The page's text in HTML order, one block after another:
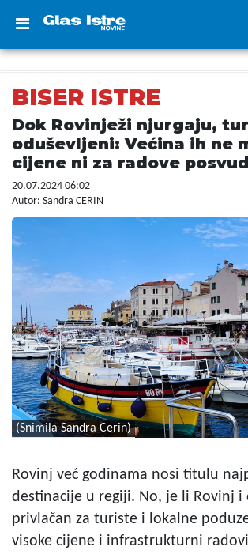
BISER ISTRE
Dok Rovinježi njurgaju,
oduševljeni: Većina ih ne
cijene ni za radove
20.07.2024 06:02
Autor: Sandra CERIN
(Snimila Sandra Cerin)
Rovinj već godinama nosi titulu
destinacije u regiji. No, je li Rovinj i
privlačan za turiste i lokalne
visoke cijene i infrastrukturni